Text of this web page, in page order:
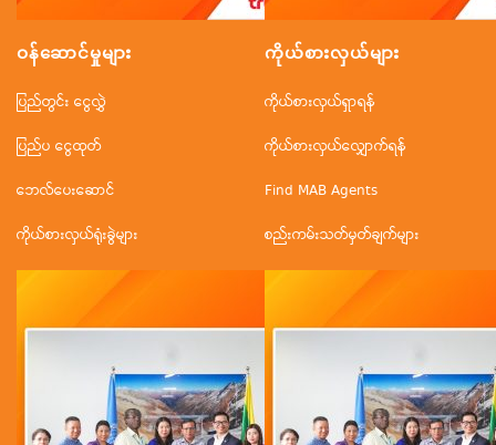
ဝန်ဆောင်မှုများ
ပြည်တွင်း ငွေလွှဲ
ပြည်ပ ငွေထုတ်
ဘေလ်ပေးဆောင်
ကိုယ်စားလှယ်ရုံးခွဲများ
ကိုယ်စားလှယ်များ
ကိုယ်စားလှယ်ရှာရန်
ကိုယ်စားလှယ်လျှောက်ရန်
Find MAB Agents
စည်းကမ်းသတ်မှတ်ချက်များ